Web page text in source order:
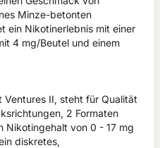
Minze-betonten
ein Nikotinerlebnis mit einer
4 mg/Beutel und einem
Ventures II, steht für Qualität
2 Formaten
Nikotingehalt von 0 - 17 mg
diskretes,